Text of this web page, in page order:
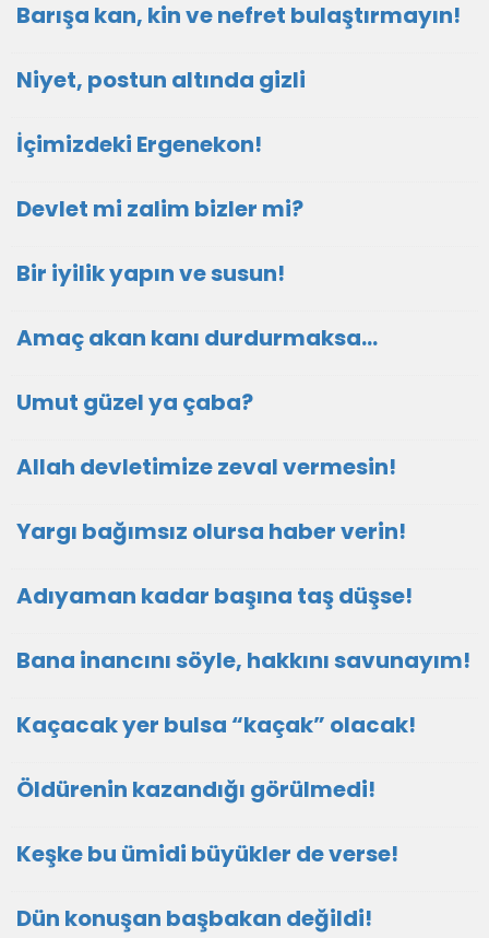
Barışa kan, kin ve nefret bulaştırmayın!
Niyet, postun altında gizli
İçimizdeki Ergenekon!
Devlet mi zalim bizler mi?
Bir iyilik yapın ve susun!
Amaç akan kanı durdurmaksa…
Umut güzel ya çaba?
Allah devletimize zeval vermesin!
Yargı bağımsız olursa haber verin!
Adıyaman kadar başına taş düşse!
Bana inancını söyle, hakkını savunayım!
Kaçacak yer bulsa “kaçak” olacak!
Öldürenin kazandığı görülmedi!
Keşke bu ümidi büyükler de verse!
Dün konuşan başbakan değildi!